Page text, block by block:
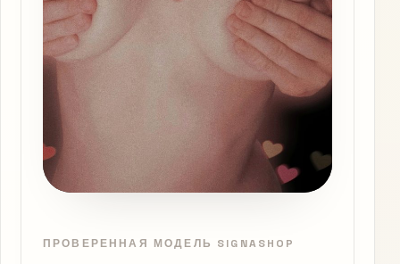
ПРОВЕРЕННАЯ МОДЕЛЬ SIGNASHOP